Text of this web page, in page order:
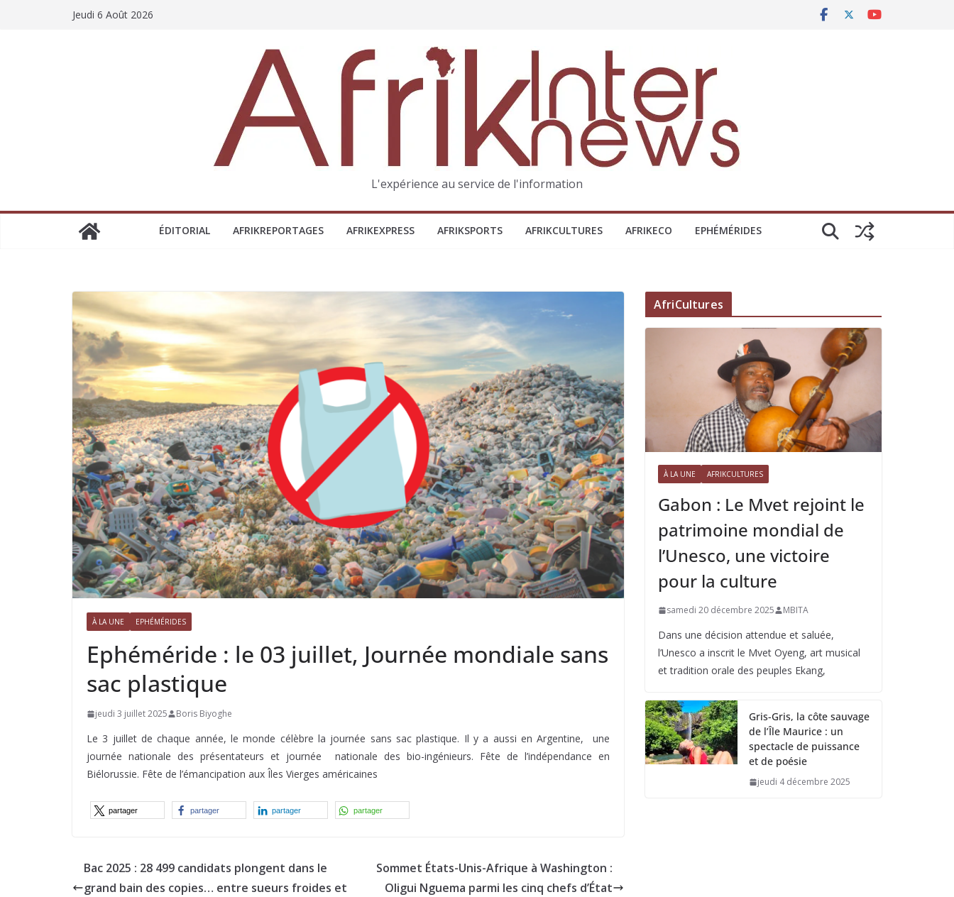
Jeudi 6 Août 2026
L'expérience au service de l'information
ÉDITORIAL AFRIKREPORTAGES AFRIKEXPRESS AFRIKSPORTS AFRIKCULTURES AFRIKECO EPHÉMÉRIDES
À LA UNE EPHÉMÉRIDES
Ephéméride : le 03 juillet, Journée mondiale sans
sac plastique
jeudi 3 juillet 2025 Boris Biyoghe
Le 3 juillet de chaque année, le monde célèbre la journée sans sac plastique. Il y a aussi en Argentine, une
journée nationale des présentateurs et journée nationale des bio-ingénieurs. Fête de l’indépendance en
Biélorussie. Fête de l’émancipation aux Îles Vierges américaines
partager partager partager partager
Bac 2025 : 28 499 candidats plongent dans le
grand bain des copies… entre sueurs froides et
Sommet États-Unis-Afrique à Washington :
Oligui Nguema parmi les cinq chefs d’État
AfriCultures
À LA UNE AFRIKCULTURES
Gabon : Le Mvet rejoint le
patrimoine mondial de
l’Unesco, une victoire
pour la culture
samedi 20 décembre 2025 MBITA
Dans une décision attendue et saluée,
l’Unesco a inscrit le Mvet Oyeng, art musical
et tradition orale des peuples Ekang,
Gris-Gris, la côte sauvage
de l’Île Maurice : un
spectacle de puissance
et de poésie
jeudi 4 décembre 2025